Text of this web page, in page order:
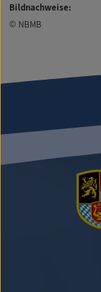
Bildnachweise:
© NBMB